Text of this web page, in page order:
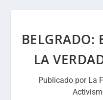
BELGRADO:
LA
Publicado por La